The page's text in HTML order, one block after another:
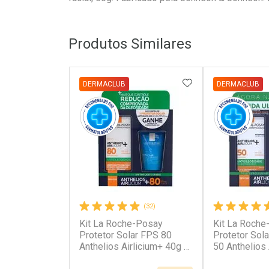
Produtos Similares
(32)
Kit La Roche-Posay
Protetor Solar FPS 80
Anthelios Airlicium+ 40g +
DERMACLUB ADICIONAR AOS
Kit La
Protetor
50 Anthelios
DERMACLUB